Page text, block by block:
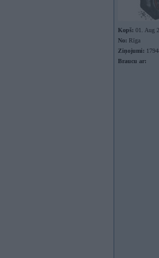
Kopš: 01. Aug
No: Rīga
Ziņojumi:
Braucu ar: